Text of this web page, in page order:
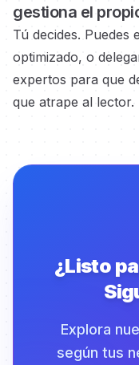
gestiona el
Tú decides.
optimizado, o
expertos para que
que atrape al lector.
¿Listo
Explora
según tus